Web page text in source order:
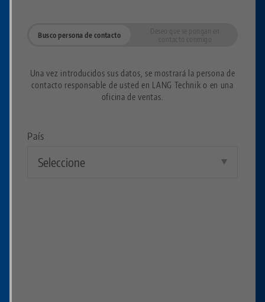
Busco persona de contacto
Deseo que se pongan en
contacto conmigo
Una vez introducidos sus datos, se mostrará la persona de
contacto responsable de usted en LANG Technik o en una
oficina de ventas.
País